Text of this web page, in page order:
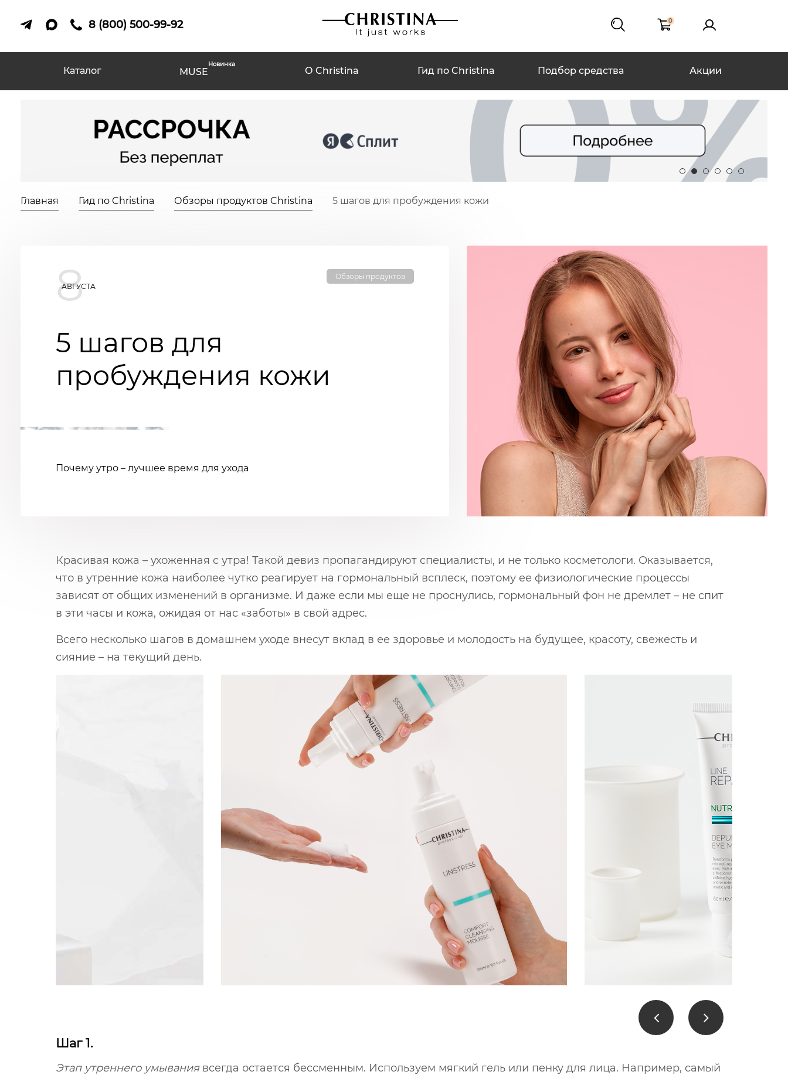
8 (800) 500-99-92 0
Каталог MUSE
Новинка
О Christina Гид по Christina Подбор средства Акции
Главная Гид по Christina Обзоры продуктов Christina 5 шагов для пробуждения кожи
8
АВГУСТА
Обзоры продуктов
5 шагов для
пробуждения кожи
Почему утро – лучшее время для ухода
Красивая кожа – ухоженная с утра! Такой девиз пропагандируют специалисты, и не только косметологи. Оказывается,
что в утренние кожа наиболее чутко реагирует на гормональный всплеск, поэтому ее физиологические процессы
зависят от общих изменений в организме. И даже если мы еще не проснулись, гормональный фон не дремлет – не спит
в эти часы и кожа, ожидая от нас «заботы» в свой адрес.
Всего несколько шагов в домашнем уходе внесут вклад в ее здоровье и молодость на будущее, красоту, свежесть и
сияние – на текущий день.
Шаг 1.
Этап утреннего умываниявсегда остается бессменным. Используем мягкий гель или пенку для лица. Например, самый